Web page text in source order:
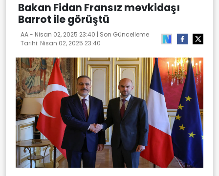
Bakan Fidan Fransız mevkidaşı
Barrot ile görüştü
AA - Nisan 02, 2025 23:40 | Son Güncelleme
Tarihi: Nisan 02, 2025 23:40